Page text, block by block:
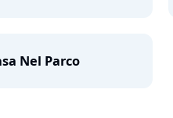
Nel Parco